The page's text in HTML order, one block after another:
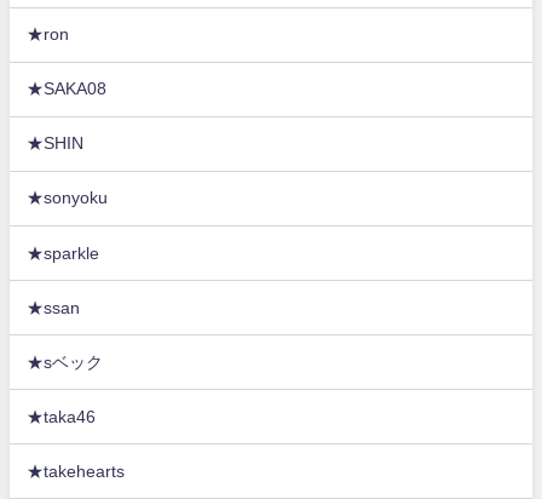
★ron
★SAKA08
★SHIN
★sonyoku
★sparkle
★ssan
★sベック
★taka46
★takehearts